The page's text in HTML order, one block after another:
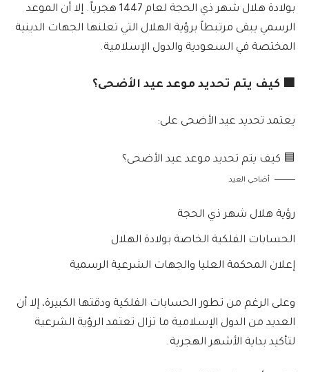
بولادة هلال شهر ذي الحجة لعام 1447 هجرياً. إلا أن الموعد
الرسمي يبقى مرتبطاً برؤية الهلال التي تعلنها الجهات الدينية
المختصة في السعودية والدول الإسلامية.
🟦 كيف يتم تحديد موعد عيد الأضحى؟
يعتمد تحديد عيد الأضحى على:
أضاحي العيد
رؤية هلال شهر ذي الحجة
الحسابات الفلكية الخاصة بولادة الهلال
إعلان المحكمة العليا والجهات الشرعية الرسمية
وعلى الرغم من تطور الحسابات الفلكية ودقتها الكبيرة، إلا أن
العديد من الدول الإسلامية ما تزال تعتمد الرؤية الشرعية
لتأكيد بداية الأشهر الهجرية.